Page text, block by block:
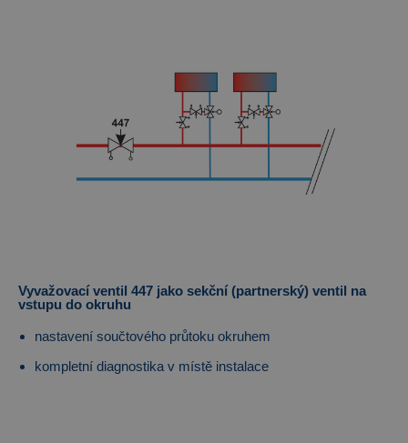
Vyvažovací ventil 447 jako sekční (partnerský) ventil na
vstupu do okruhu
nastavení součtového průtoku okruhem
kompletní diagnostika v místě instalace